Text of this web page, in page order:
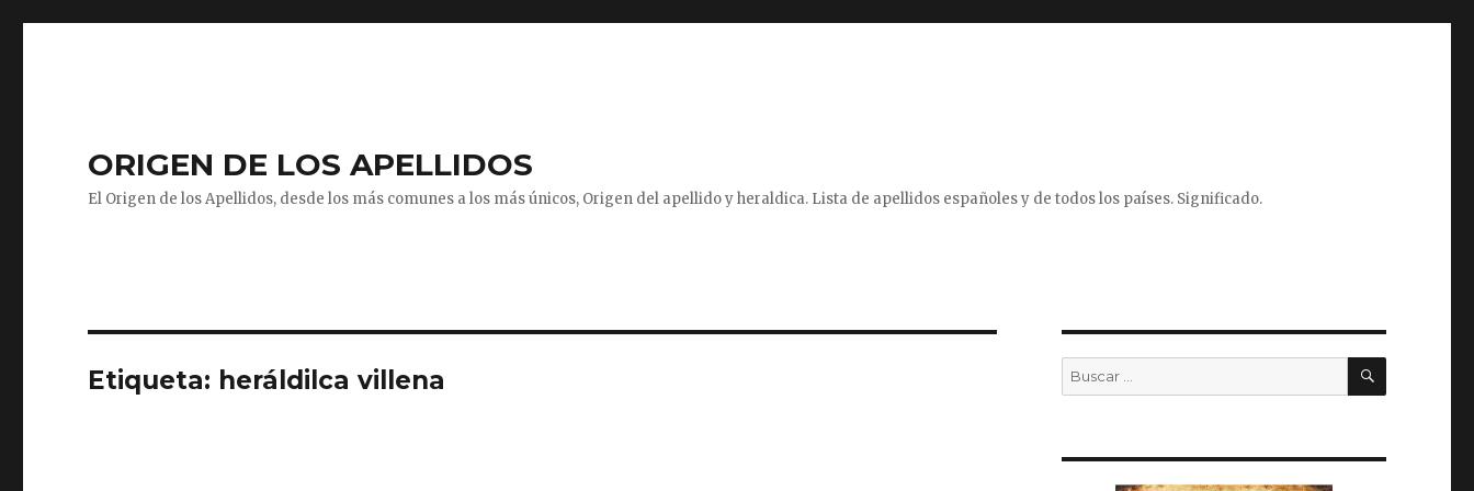
ORIGEN DE LOS APELLIDOS
El Origen de los Apellidos, desde los más comunes a los más únicos, Origen del apellido y heraldica. Lista de apellidos españoles y de todos los países. Significado.
Etiqueta: heráldilca villena
Buscar
por:
BUSCAR